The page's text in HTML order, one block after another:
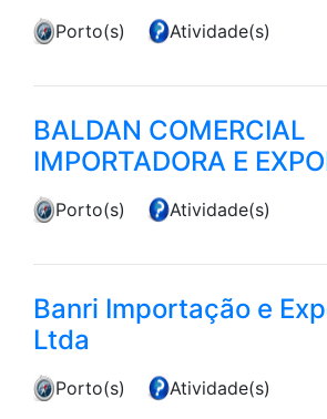
Porto(s) Atividade(s)
BALDAN COMERCIAL
IMPORTADORA E
Porto(s) Atividade(s)
Banri Importação e
Ltda
Porto(s) Atividade(s)